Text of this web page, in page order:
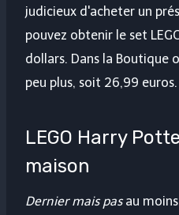
judicieux d'acheter un
pouvez obtenir le set
dollars. Dans la Boutique
peu plus, soit 26,99 euros.
LEGO Harry
maison
Dernier mais pasau